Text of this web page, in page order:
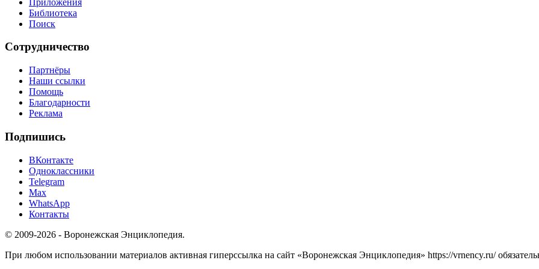
Библиотека
Поиск
Сотрудничество
Партнёры
Наши ссылки
Помощь
Благодарности
Реклама
Подпишись
ВКонтакте
Одноклассники
Telegram
Max
WhatsApp
Контакты
© 2009-2026 - Воронежская Энциклопедия.
При любом использовании материалов активная гиперссылка на сайт «Воронежская Энциклопедия» https://vrnency.ru/